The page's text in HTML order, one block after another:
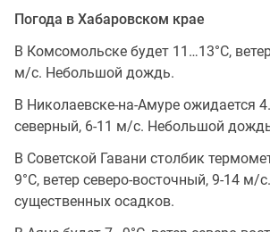
Погода в Хабаровском крае
В Комсомольске будет 11…13°C,
м/с. Небольшой дождь.
В Николаевске-на-Амуре ожидается
северный, 6-11 м/с. Небольшой
В Советской Гавани столбик
9°C, ветер северо-восточный, 9-14 м/
существенных осадков.